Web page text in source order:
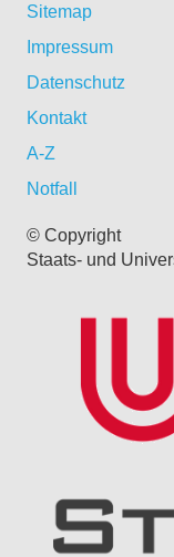
Sitemap
Impressum
Datenschutz
Kontakt
A-Z
Notfall
© Copyright
Staats- und